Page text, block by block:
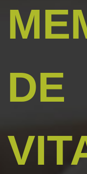
DE